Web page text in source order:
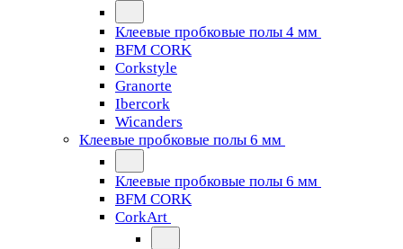
Клеевые пробковые полы 4 мм
BFM CORK
Corkstyle
Granorte
Ibercork
Wicanders
Клеевые пробковые полы 6 мм
Клеевые пробковые полы 6 мм
BFM CORK
CorkArt